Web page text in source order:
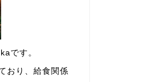
です。
おり、給食関係